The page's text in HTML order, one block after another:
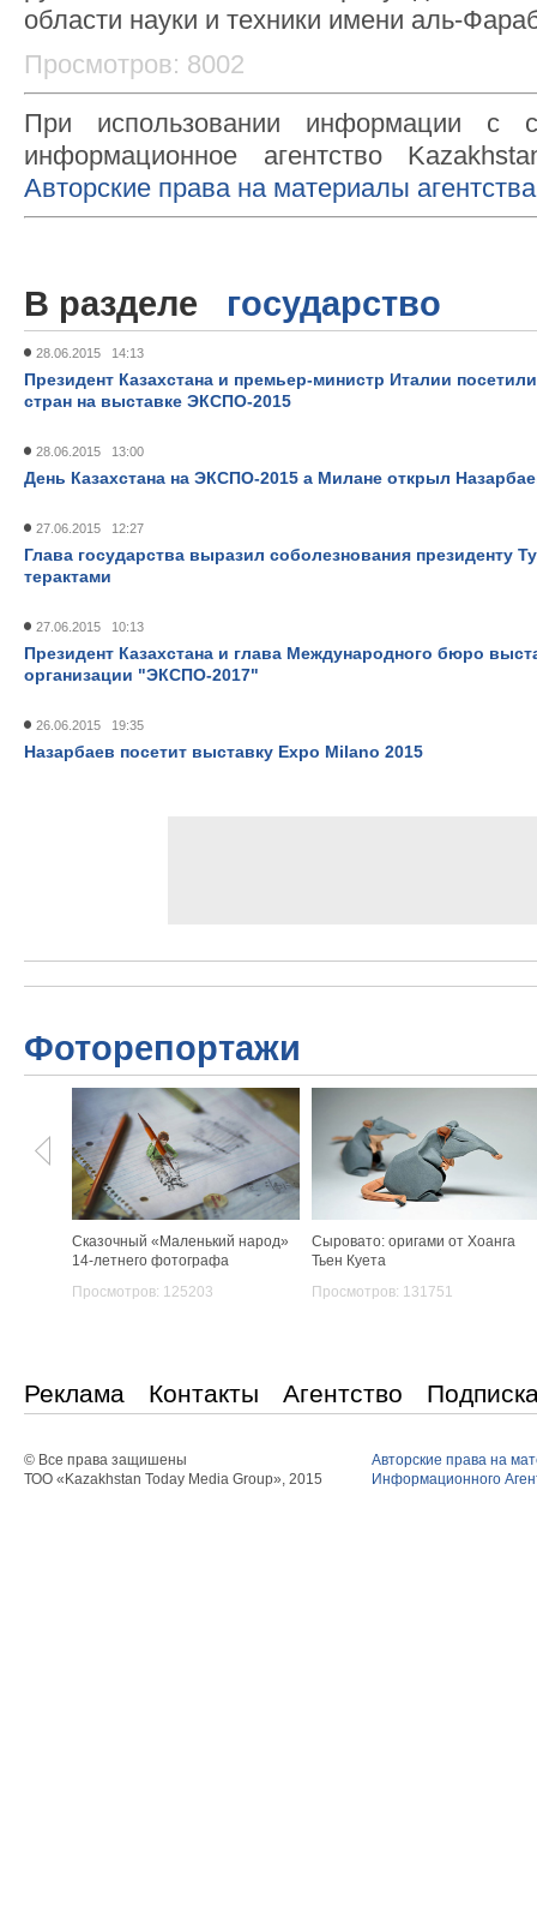
области науки и техники имени аль-
Просмотров: 8002
При использовании информации с
информационное агентство
Авторские права на материалы
В разделе государство
28.06.2015 14:13
Президент Казахстана и премьер-министр Италии
стран на выставке ЭКСПО-2015
28.06.2015 13:00
День Казахстана на ЭКСПО-2015 а Милане открыл
27.06.2015 12:27
Глава государства выразил соболезнования президенту
терактами
27.06.2015 10:13
Президент Казахстана и глава Международного бюро
организации "ЭКСПО-2017"
26.06.2015 19:35
Назарбаев посетит выставку Expo Milano 2015
Фоторепортажи
Сказочный «Маленький народ»
14-летнего фотографа
Просмотров: 125203
Сыровато: оригами от Хоанга
Тьен Куета
Просмотров: 131751
Реклама Контакты Агентство
© Все права защишены
ТОО «Kazakhstan Today Media Group», 2015
Авторские права на
Информационного